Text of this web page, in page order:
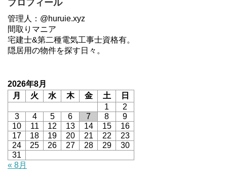
プロフィール
管理人：@huruie.xyz
間取りマニア
宅建士&第二種電気工事士資格有。
隠居用の物件を探す日々。
2026年8月
月
火 水 木 金 土
日
1
2
3
4 5 6 7 8
9
10
11 12 13 14 15
16
17
18 19 20 21 22
23
24
25 26 27 28 29
30
31
« 8月